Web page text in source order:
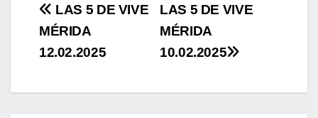
Navegación
de
LAS 5 DE VIVE
MÉRIDA
10.02.2025
LAS 5 DE VIVE
MÉRIDA
12.02.2025